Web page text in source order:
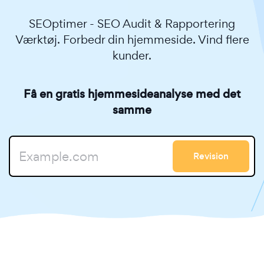
SEOptimer - SEO Audit & Rapportering
Værktøj. Forbedr din hjemmeside. Vind flere
kunder.
Få en gratis hjemmesideanalyse med det
samme
Revision